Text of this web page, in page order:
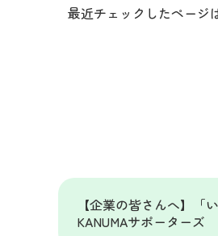
最近チェックしたページ
【企業の皆さんへ】「
KANUMAサポーターズ